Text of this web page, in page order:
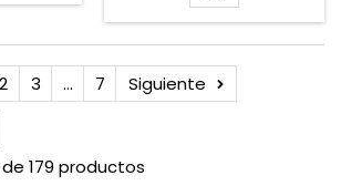
2 3 ... 7 Siguiente
179 productos